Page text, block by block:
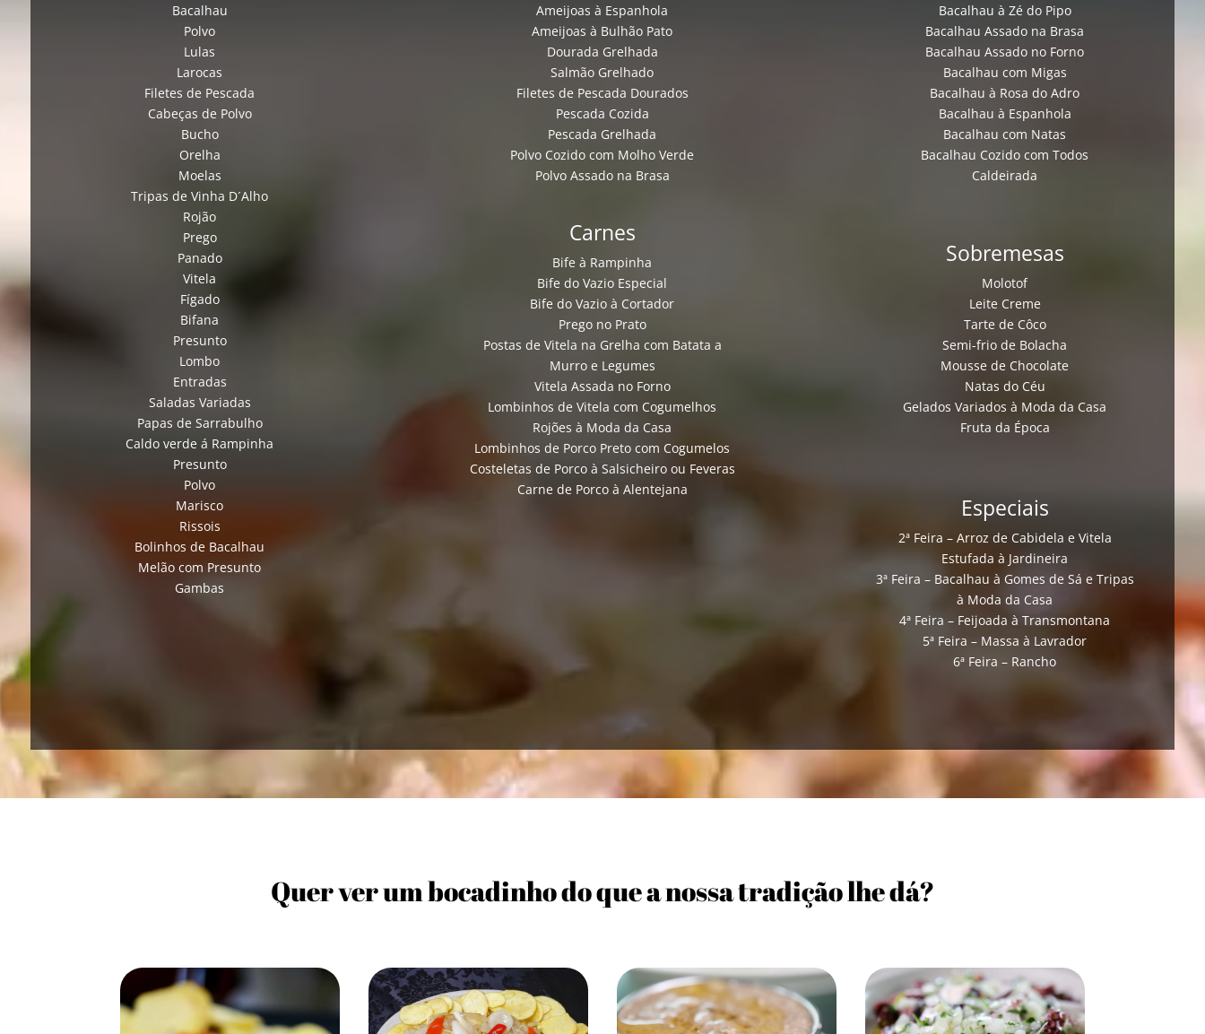
Bacalhau
Polvo
Lulas
Larocas
Filetes de Pescada
Cabeças de Polvo
Bucho
Orelha
Moelas
Tripas de Vinha D´Alho
Rojão
Prego
Panado
Vitela
Fígado
Bifana
Presunto
Lombo
Entradas
Saladas Variadas
Papas de Sarrabulho
Caldo verde á Rampinha
Presunto
Polvo
Marisco
Rissois
Bolinhos de Bacalhau
Melão com Presunto
Gambas
Ameijoas à Espanhola
Ameijoas à Bulhão Pato
Dourada Grelhada
Salmão Grelhado
Filetes de Pescada Dourados
Pescada Cozida
Pescada Grelhada
Polvo Cozido com Molho Verde
Polvo Assado na Brasa
Carnes
Bife à Rampinha
Bife do Vazio Especial
Bife do Vazio à Cortador
Prego no Prato
Postas de Vitela na Grelha com Batata a
Murro e Legumes
Vitela Assada no Forno
Lombinhos de Vitela com Cogumelhos
Rojões à Moda da Casa
Lombinhos de Porco Preto com Cogumelos
Costeletas de Porco à Salsicheiro ou Feveras
Carne de Porco à Alentejana
Bacalhau à Zé do Pipo
Bacalhau Assado na Brasa
Bacalhau Assado no Forno
Bacalhau com Migas
Bacalhau à Rosa do Adro
Bacalhau à Espanhola
Bacalhau com Natas
Bacalhau Cozido com Todos
Caldeirada
Sobremesas
Molotof
Leite Creme
Tarte de Côco
Semi-frio de Bolacha
Mousse de Chocolate
Natas do Céu
Gelados Variados à Moda da Casa
Fruta da Época
Especiais
2ª Feira – Arroz de Cabidela e Vitela
Estufada à Jardineira
3ª Feira – Bacalhau à Gomes de Sá e Tripas
à Moda da Casa
4ª Feira – Feijoada à Transmontana
5ª Feira – Massa à Lavrador
6ª Feira – Rancho
Quer ver um bocadinho do que a nossa tradição lhe dá?